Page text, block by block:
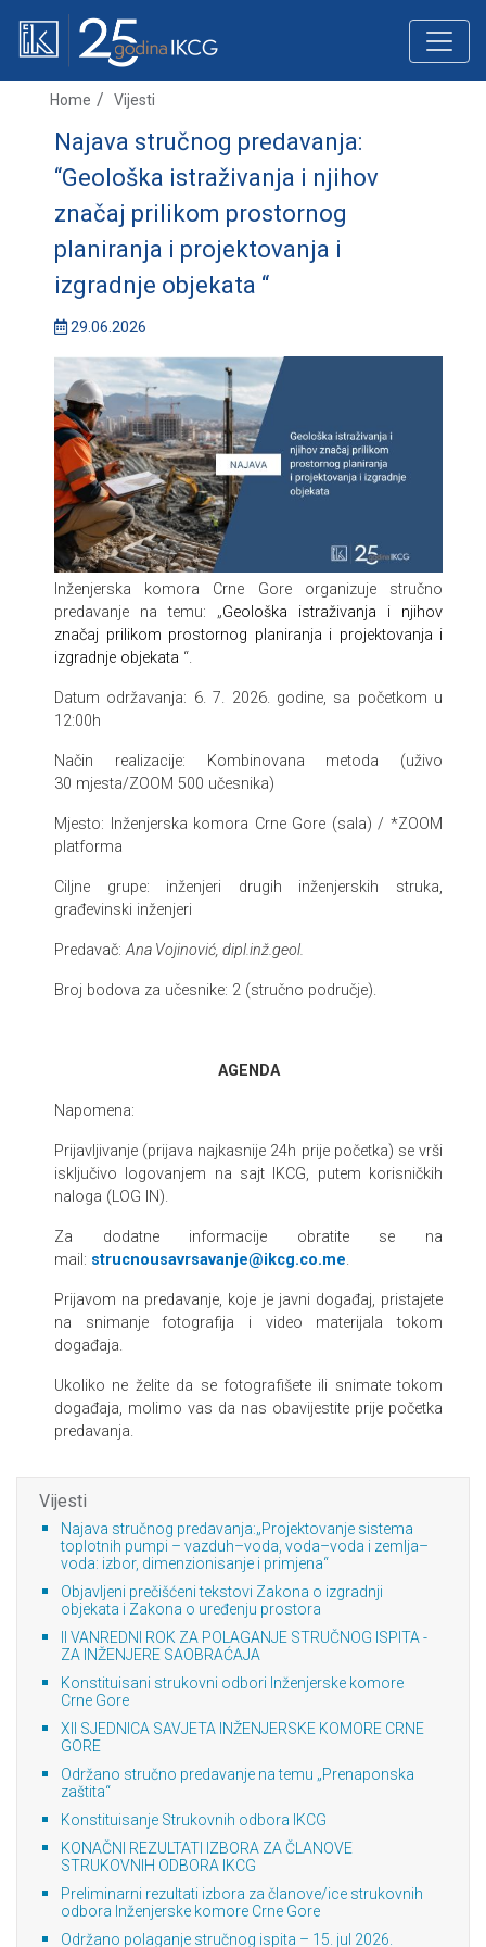
Home Vijesti
Najava stručnog predavanja:
“Geološka istraživanja i njihov
značaj prilikom prostornog
planiranja i projektovanja i
izgradnje objekata “
29.06.2026
Inženjerska komora Crne Gore organizuje stručno
predavanje na temu: „Geološka istraživanja i njihov
značaj prilikom prostornog planiranja i projektovanja i
izgradnje objekata “.
Datum održavanja: 6. 7. 2026. godine, sa početkom u
12:00h
Način realizacije: Kombinovana metoda (uživo
30 mjesta/ZOOM 500 učesnika)
Mjesto: Inženjerska komora Crne Gore (sala) / *ZOOM
platforma
Ciljne grupe: inženjeri drugih inženjerskih struka,
građevinski inženjeri
Predavač:Ana Vojinović, dipl.inž.geol.
Broj bodova za učesnike: 2 (stručno područje).
AGENDA
Napomena:
Prijavljivanje (prijava najkasnije 24h prije početka) se vrši
isključivo logovanjem na sajt IKCG, putem korisničkih
naloga (LOG IN).
Za dodatne informacije obratite se na
mail: strucnousavrsavanje@ikcg.co.me.
Prijavom na predavanje, koje je javni događaj, pristajete
na snimanje fotografija i video materijala tokom
događaja.
Ukoliko ne želite da se fotografišete ili snimate tokom
događaja, molimo vas da nas obavijestite prije početka
predavanja.
Vijesti
Najava stručnog predavanja:„Projektovanje sistema
toplotnih pumpi – vazduh–voda, voda–voda i zemlja–
voda: izbor, dimenzionisanje i primjena“
Objavljeni prečišćeni tekstovi Zakona o izgradnji
objekata i Zakona o uređenju prostora
II VANREDNI ROK ZA POLAGANJE STRUČNOG ISPITA -
ZA INŽENJERE SAOBRAĆAJA
Konstituisani strukovni odbori Inženjerske komore
Crne Gore
XII SJEDNICA SAVJETA INŽENJERSKE KOMORE CRNE
GORE
Održano stručno predavanje na temu „Prenaponska
zaštita“
Konstituisanje Strukovnih odbora IKCG
KONAČNI REZULTATI IZBORA ZA ČLANOVE
STRUKOVNIH ODBORA IKCG
Preliminarni rezultati izbora za članove/ice strukovnih
odbora Inženjerske komore Crne Gore
Održano polaganje stručnog ispita – 15. jul 2026.